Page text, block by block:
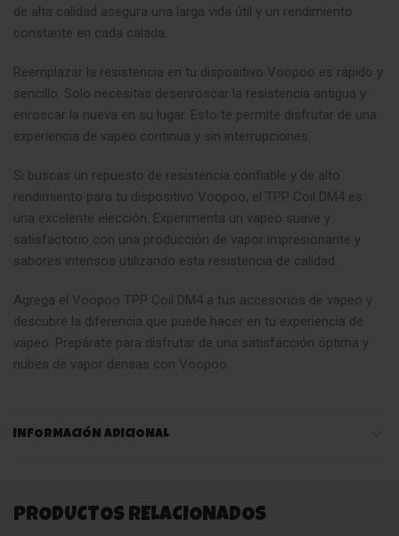
de alta calidad asegura una larga vida útil y un rendimiento
constante en cada calada.
Reemplazar la resistencia en tu dispositivo Voopoo es rápido y
sencillo. Solo necesitas desenroscar la resistencia antigua y
enroscar la nueva en su lugar. Esto te permite disfrutar de una
experiencia de vapeo continua y sin interrupciones.
Si buscas un repuesto de resistencia confiable y de alto
rendimiento para tu dispositivo Voopoo, el TPP Coil DM4 es
una excelente elección. Experimenta un vapeo suave y
satisfactorio con una producción de vapor impresionante y
sabores intensos utilizando esta resistencia de calidad.
Agrega el Voopoo TPP Coil DM4 a tus accesorios de vapeo y
descubre la diferencia que puede hacer en tu experiencia de
vapeo. Prepárate para disfrutar de una satisfacción óptima y
nubes de vapor densas con Voopoo.
INFORMACIÓN ADICIONAL
PRODUCTOS RELACIONADOS